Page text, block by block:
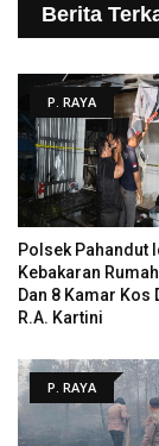
Berita
P. RAYA
Polsek Pahandut
Kebakaran
Dan 8 Kamar Kos
R.A. Kartini
P. RAYA